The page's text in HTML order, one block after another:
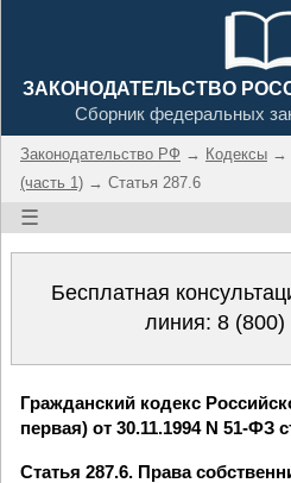
ЗАКОНОДАТЕЛЬСТВО
Сборник федеральных
Законодательство РФ → Кодексы →
(часть 1) → Статья 287.6
☰
Бесплатная
линия: 8 (800)
Гражданский кодекс
первая) от 30.11.1994 N 51-ФЗ
Статья 287.6. Права